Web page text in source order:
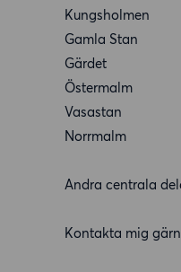
Kungsholmen
Gamla Stan
Gärdet
Östermalm
Vasastan
Norrmalm
Andra centrala
Kontakta mig